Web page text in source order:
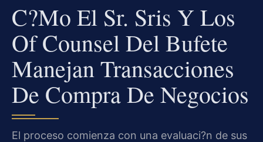
C?mo El Sr. Sris Y Los
Of Counsel Del Bufete
Manejan Transacciones
De Compra De Negocios
El proceso comienza con una evaluaci?n de sus